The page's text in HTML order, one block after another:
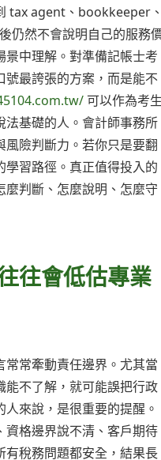
tax agent、bookkeeper、
仍然不會說明自己的服務
中理解。對準備記帳士考
最誇張的方案，而是能不
可以作為考生
基礎的人。會計師事務所
險判斷力。若你只是要翻
習路徑。真正值得投入的
判斷、怎麼說明、怎麼守
往會低估專業
常牽動責任邊界。尤其當
不了解，就可能誤把行政
來說，是很重要的提醒。
格邊界說不清、客戶期待
稅務問題都安全，結果長